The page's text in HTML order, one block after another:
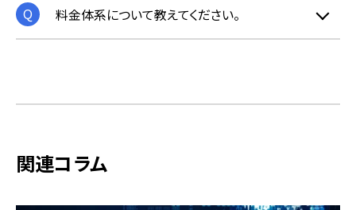
料金体系について教えてください。
関連コラム